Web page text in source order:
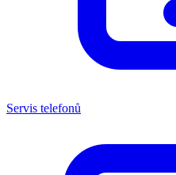
Servis telefonů